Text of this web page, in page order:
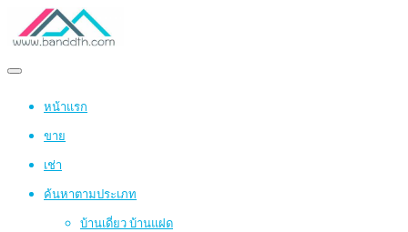
หน้าแรก
ขาย
เช่า
ค้นหาตามประเภท
บ้านเดี่ยว บ้านแฝด